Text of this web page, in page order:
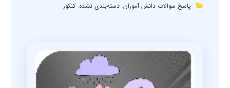
پاسخ سوالات دانش آموزان,دسته‌بندی نشده,کنکور